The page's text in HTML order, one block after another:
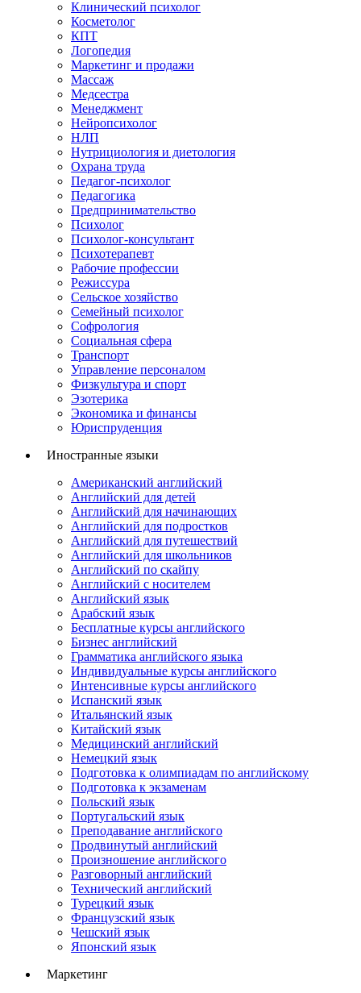
Клинический психолог
Косметолог
КПТ
Логопедия
Маркетинг и продажи
Массаж
Медсестра
Менеджмент
Нейропсихолог
НЛП
Нутрициология и диетология
Охрана труда
Педагог-психолог
Педагогика
Предпринимательство
Психолог
Психолог-консультант
Психотерапевт
Рабочие профессии
Режиссура
Сельское хозяйство
Семейный психолог
Софрология
Социальная сфера
Транспорт
Управление персоналом
Физкультура и спорт
Эзотерика
Экономика и финансы
Юриспруденция
Иностранные языки
Американский английский
Английский для детей
Английский для начинающих
Английский для подростков
Английский для путешествий
Английский для школьников
Английский по скайпу
Английский с носителем
Английский язык
Арабский язык
Бесплатные курсы английского
Бизнес английский
Грамматика английского языка
Индивидуальные курсы английского
Интенсивные курсы английского
Испанский язык
Итальянский язык
Китайский язык
Медицинский английский
Немецкий язык
Подготовка к олимпиадам по английскому
Подготовка к экзаменам
Польский язык
Португальский язык
Преподавание английского
Продвинутый английский
Произношение английского
Разговорный английский
Технический английский
Турецкий язык
Французский язык
Чешский язык
Японский язык
Маркетинг